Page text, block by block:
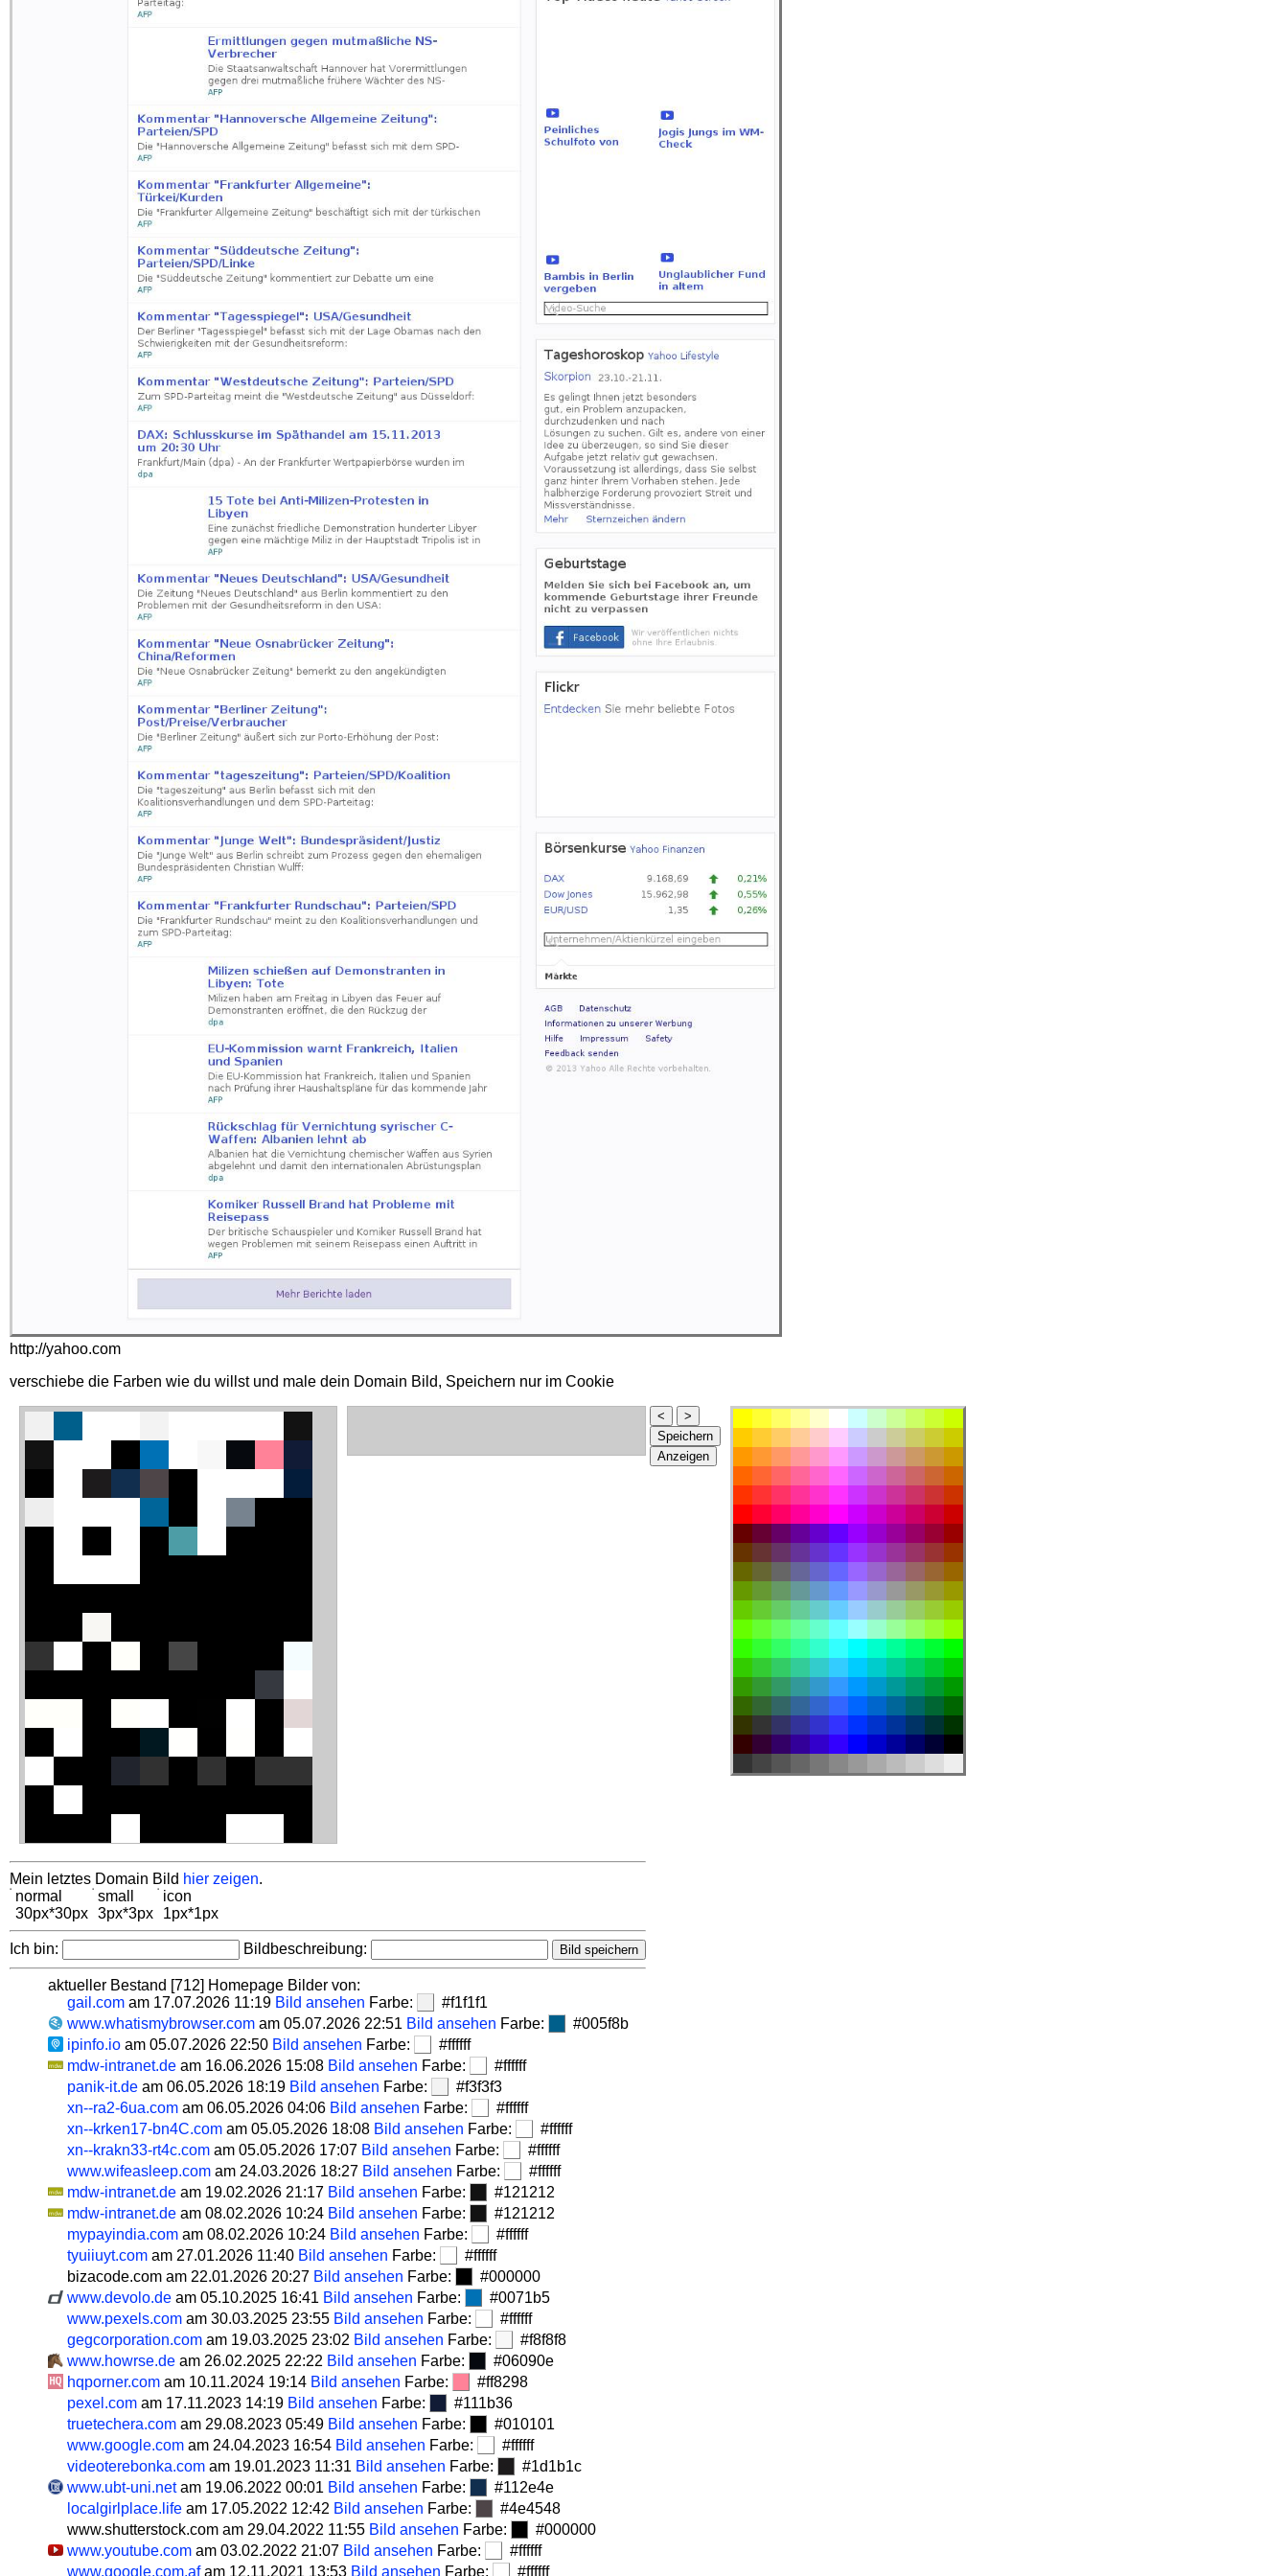
http://yahoo.com
verschiebe die Farben wie du willst und male dein Domain Bild, Speichern nur im Cookie
Mein letztes Domain Bild hier zeigen.
normal
30px*30px
small
3px*3px
icon
1px*1px
Ich bin: Bildbeschreibung:
aktueller Bestand [712] Homepage Bilder von:
gail.com am 17.07.2026 11:19 Bild ansehen Farbe:
#f1f1f1
www.whatismybrowser.com am 05.07.2026 22:51 Bild ansehen Farbe:
#005f8b
ipinfo.io am 05.07.2026 22:50 Bild ansehen Farbe:
#ffffff
mdw-intranet.de am 16.06.2026 15:08 Bild ansehen Farbe:
#ffffff
panik-it.de am 06.05.2026 18:19 Bild ansehen Farbe:
#f3f3f3
xn--ra2-6ua.com am 06.05.2026 04:06 Bild ansehen Farbe:
#ffffff
xn--krken17-bn4C.com am 05.05.2026 18:08 Bild ansehen Farbe:
#ffffff
xn--krakn33-rt4c.com am 05.05.2026 17:07 Bild ansehen Farbe:
#ffffff
www.wifeasleep.com am 24.03.2026 18:27 Bild ansehen Farbe:
#ffffff
mdw-intranet.de am 19.02.2026 21:17 Bild ansehen Farbe:
#121212
mdw-intranet.de am 08.02.2026 10:24 Bild ansehen Farbe:
#121212
mypayindia.com am 08.02.2026 10:24 Bild ansehen Farbe:
#ffffff
tyuiiuyt.com am 27.01.2026 11:40 Bild ansehen Farbe:
#ffffff
bizacode.com am 22.01.2026 20:27 Bild ansehen Farbe:
#000000
www.devolo.de am 05.10.2025 16:41 Bild ansehen Farbe:
#0071b5
www.pexels.com am 30.03.2025 23:55 Bild ansehen Farbe:
#ffffff
gegcorporation.com am 19.03.2025 23:02 Bild ansehen Farbe:
#f8f8f8
www.howrse.de am 26.02.2025 22:22 Bild ansehen Farbe:
#06090e
hqporner.com am 10.11.2024 19:14 Bild ansehen Farbe:
#ff8298
pexel.com am 17.11.2023 14:19 Bild ansehen Farbe:
#111b36
truetechera.com am 29.08.2023 05:49 Bild ansehen Farbe:
#010101
www.google.com am 24.04.2023 16:54 Bild ansehen Farbe:
#ffffff
videoterebonka.com am 19.01.2023 11:31 Bild ansehen Farbe:
#1d1b1c
www.ubt-uni.netam 19.06.2022 00:01 Bild ansehen Farbe:
#112e4e
localgirlplace.life am 17.05.2022 12:42 Bild ansehen Farbe:
#4e4548
www.shutterstock.com am 29.04.2022 11:55 Bild ansehen Farbe:
#000000
www.youtube.com am 03.02.2022 21:07 Bild ansehen Farbe:
#ffffff
www.google.com.afam 12.11.2021 13:53 Bild ansehen Farbe: #ffffff